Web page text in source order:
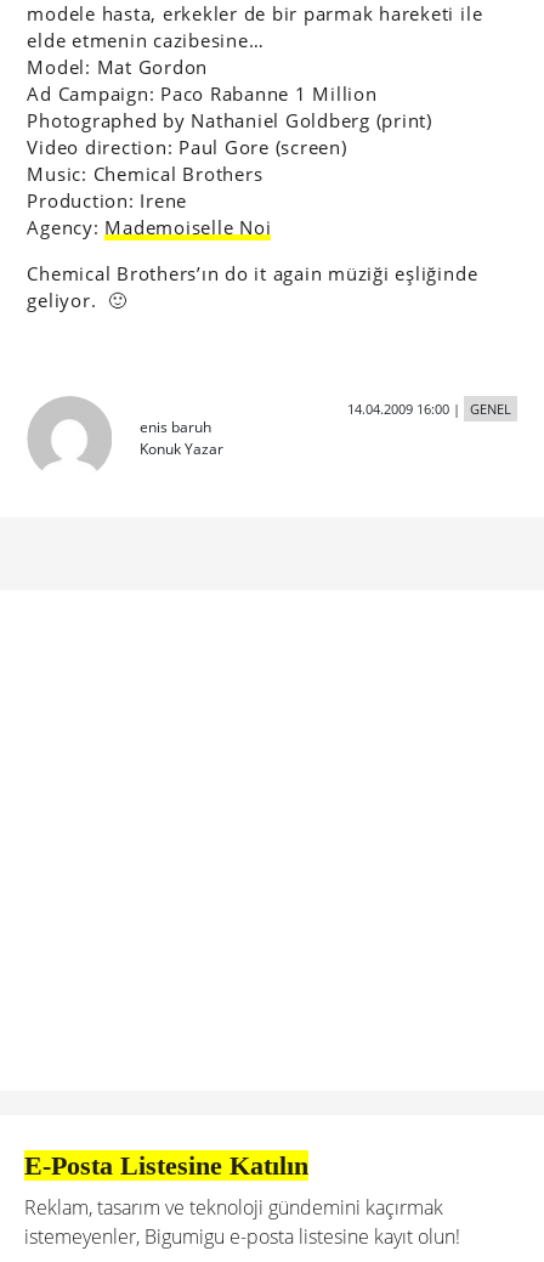
modele hasta, erkekler de bir parmak hareketi ile
elde etmenin cazibesine…
Model: Mat Gordon
Ad Campaign: Paco Rabanne 1 Million
Photographed by Nathaniel Goldberg (print)
Video direction: Paul Gore (screen)
Music: Chemical Brothers
Production: Irene
Agency: Mademoiselle Noi
Chemical Brothers’ın do it again müziği eşliğinde
geliyor. 🙂
enis baruh
Konuk Yazar
14.04.2009 16:00| GENEL
E-Posta Listesine Katılın
Reklam, tasarım ve teknoloji gündemini kaçırmak
istemeyenler, Bigumigu e-posta listesine kayıt olun!